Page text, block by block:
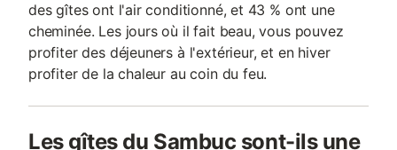
des gîtes ont l'air conditionné, et 43 % ont une
cheminée. Les jours où il fait beau, vous pouvez
profiter des déjeuners à l'extérieur, et en hiver
profiter de la chaleur au coin du feu.
Les gîtes du Sambuc sont-ils une